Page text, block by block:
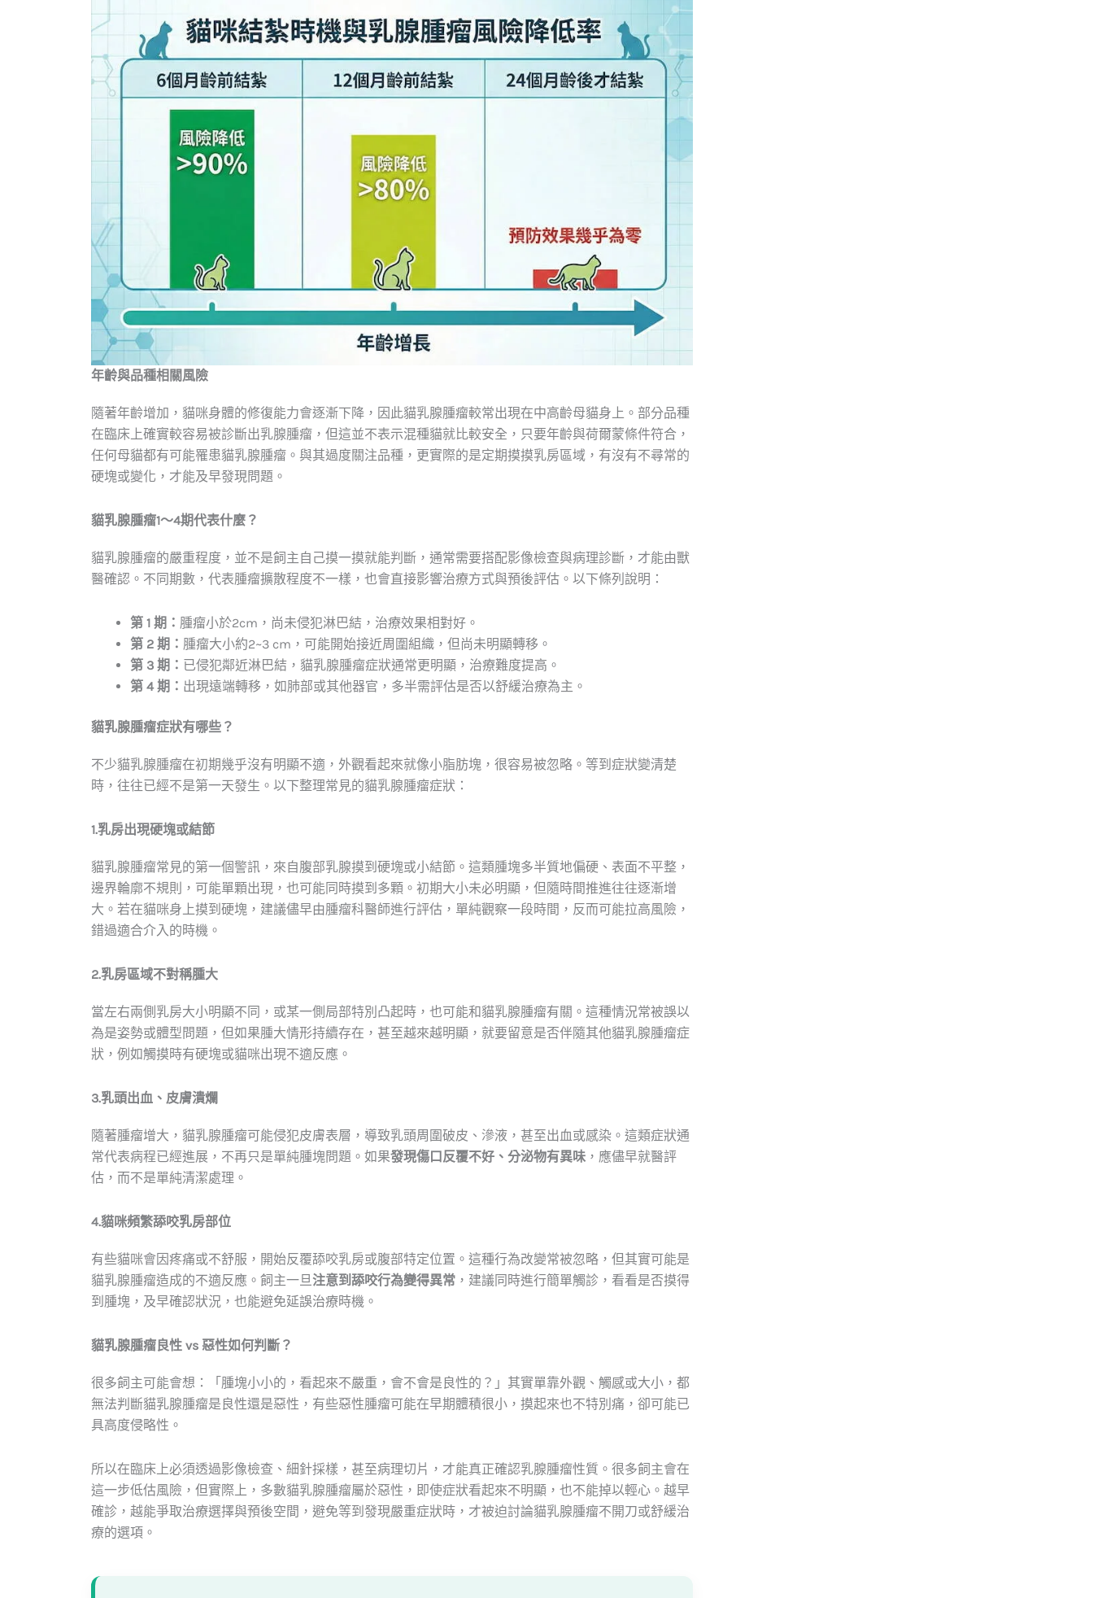
年齡與品種相關風險
隨著年齡增加，貓咪身體的修復能力會逐漸下降，因此貓乳腺腫瘤較常出現在中高齡母貓身上。部分品種
在臨床上確實較容易被診斷出乳腺腫瘤，但這並不表示混種貓就比較安全，只要年齡與荷爾蒙條件符合，
任何母貓都有可能罹患貓乳腺腫瘤。與其過度關注品種，更實際的是定期摸摸乳房區域，有沒有不尋常的
硬塊或變化，才能及早發現問題。
貓乳腺腫瘤1～4期代表什麼？
貓乳腺腫瘤的嚴重程度，並不是飼主自己摸一摸就能判斷，通常需要搭配影像檢查與病理診斷，才能由獸
醫確認。不同期數，代表腫瘤擴散程度不一樣，也會直接影響治療方式與預後評估。以下條列說明：
第 1 期： 腫瘤小於2cm，尚未侵犯淋巴結，治療效果相對好。
第 2 期： 腫瘤大小約2~3 cm，可能開始接近周圍組織，但尚未明顯轉移。
第 3 期： 已侵犯鄰近淋巴結，貓乳腺腫瘤症狀通常更明顯，治療難度提高。
第 4 期： 出現遠端轉移，如肺部或其他器官，多半需評估是否以舒緩治療為主。
貓乳腺腫瘤症狀有哪些？
不少貓乳腺腫瘤在初期幾乎沒有明顯不適，外觀看起來就像小脂肪塊，很容易被忽略。等到症狀變清楚
時，往往已經不是第一天發生。以下整理常見的貓乳腺腫瘤症狀：
1.乳房出現硬塊或結節
貓乳腺腫瘤常見的第一個警訊，來自腹部乳腺摸到硬塊或小結節。這類腫塊多半質地偏硬、表面不平整，
邊界輪廓不規則，可能單顆出現，也可能同時摸到多顆。初期大小未必明顯，但隨時間推進往往逐漸增
大。若在貓咪身上摸到硬塊，建議儘早由腫瘤科醫師進行評估，單純觀察一段時間，反而可能拉高風險，
錯過適合介入的時機。
2.乳房區域不對稱腫大
當左右兩側乳房大小明顯不同，或某一側局部特別凸起時，也可能和貓乳腺腫瘤有關。這種情況常被誤以
為是姿勢或體型問題，但如果腫大情形持續存在，甚至越來越明顯，就要留意是否伴隨其他貓乳腺腫瘤症
狀，例如觸摸時有硬塊或貓咪出現不適反應。
3.乳頭出血、皮膚潰爛
隨著腫瘤增大，貓乳腺腫瘤可能侵犯皮膚表層，導致乳頭周圍破皮、滲液，甚至出血或感染。這類症狀通
常代表病程已經進展，不再只是單純腫塊問題。如果發現傷口反覆不好、分泌物有異味 ，應儘早就醫評
估，而不是單純清潔處理。
4.貓咪頻繁舔咬乳房部位
有些貓咪會因疼痛或不舒服，開始反覆舔咬乳房或腹部特定位置。這種行為改變常被忽略，但其實可能是
貓乳腺腫瘤造成的不適反應。飼主一旦 注意到舔咬行為變得異常 ，建議同時進行簡單觸診，看看是否摸得
到腫塊，及早確認狀況，也能避免延誤治療時機。
貓乳腺腫瘤良性 vs 惡性如何判斷？
很多飼主可能會想：「腫塊小小的，看起來不嚴重，會不會是良性的？」其實單靠外觀、觸感或大小，都
無法判斷貓乳腺腫瘤是良性還是惡性，有些惡性腫瘤可能在早期體積很小，摸起來也不特別痛，卻可能已
具高度侵略性。
所以在臨床上必須透過影像檢查、細針採樣，甚至病理切片，才能真正確認乳腺腫瘤性質。很多飼主會在
這一步低估風險，但實際上，多數貓乳腺腫瘤屬於惡性，即使症狀看起來不明顯，也不能掉以輕心。越早
確診，越能爭取治療選擇與預後空間，避免等到發現嚴重症狀時，才被迫討論貓乳腺腫瘤不開刀或舒緩治
療的選項。